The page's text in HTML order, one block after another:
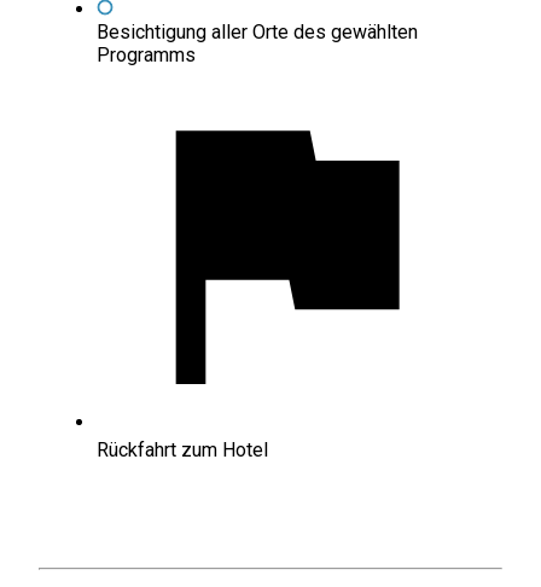
Besichtigung aller Orte des gewählten
Programms
Rückfahrt zum Hotel